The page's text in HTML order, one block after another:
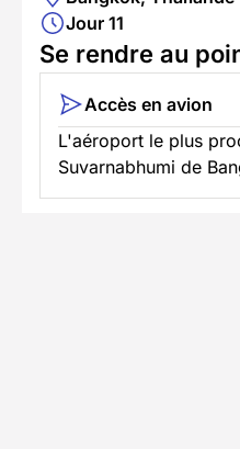
Jour 11
Se rendre au
Accès en avion
L'aéroport le plus
Suvarnabhumi de